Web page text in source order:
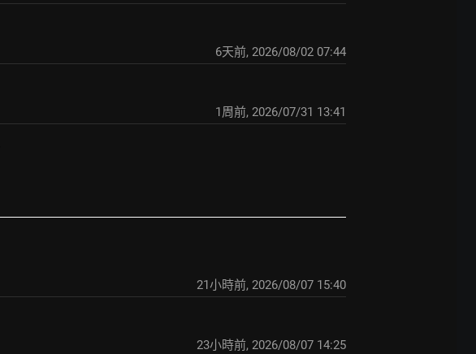
6天前, 2026/08/02 07:44
1周前, 2026/07/31 13:41
21小時前, 2026/08/07 15:40
23小時前, 2026/08/07 14:25